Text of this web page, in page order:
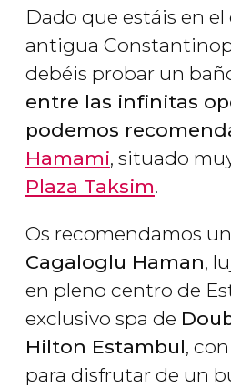
Dado que estáis en el
antigua
debéis probar un
entre las infinitas
podemos
Hamami, situado
Plaza Taksim.
Os recomendamos
Cagaloglu Haman,
en pleno centro de
exclusivo spa de
Hilton Estambul,
para disfrutar de un